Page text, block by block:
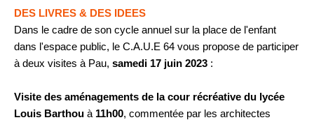
DES LIVRES & DES IDEES
Dans le cadre de son cycle annuel sur la place de l'enfant
dans l'espace public, le C.A.U.E 64 vous propose de participer
à deux visites à Pau, samedi 17 juin 2023 :
Visite des aménagements de la cour récréative du lycée
Louis Barthou à 11h00, commentée par les architectes